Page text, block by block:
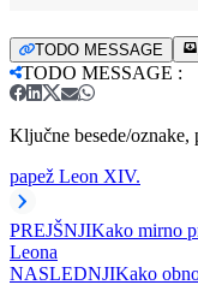
TODO MESSAGE
TODO MESSAGE :
Ključne besede/oznake,
papež Leon XIV.
PREJŠNJIKako mirno
Leona
NASLEDNJIKako